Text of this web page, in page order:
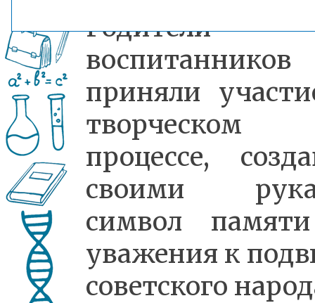
Родители
воспитанников
приняли
творческом
процессе,
своими
символ
уважения к
советского